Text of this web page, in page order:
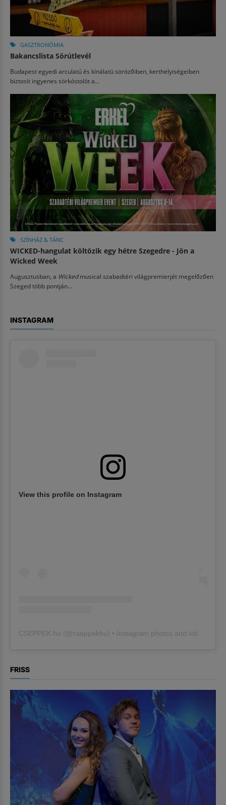
GASZTRONÓMIA
Bakancslista Sörútlevél
Budapest egyedi arculatú és kínálatú sörözőiben, kerthelyiségeiben
biztosít ingyenes sörkóstolót a...
SZÍNHÁZ & TÁNC
WICKED-hangulat költözik egy hétre Szegedre - Jön a
Wicked Week
Augusztusban, a Wickedmusical szabadtéri világpremierjét megelőzően
Szeged több pontján...
INSTAGRAM
View this profile on Instagram
CSEPPEK.hu (@cseppekhu ) • Instagram photos and videos
FRISS